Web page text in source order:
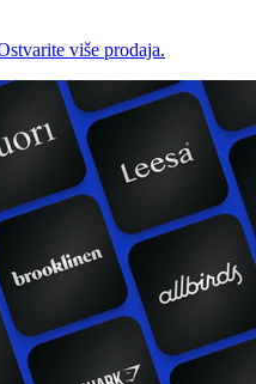
više prodaja.